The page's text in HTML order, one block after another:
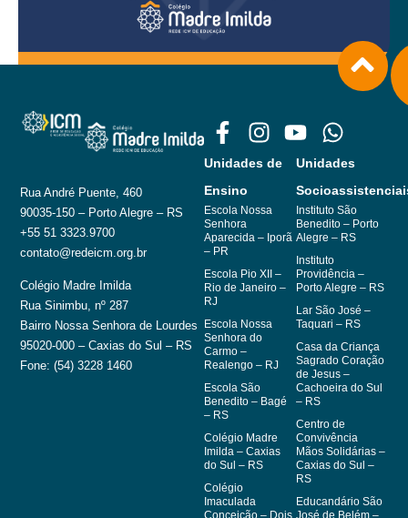
Rua André Puente, 460
90035-150 – Porto Alegre – RS
+55 51 3323.9700
contato@redeicm.org.br
Colégio Madre Imilda
Rua Sinimbu, nº 287
Bairro Nossa Senhora de Lourdes
95020-000 – Caxias do Sul – RS
Fone: (54) 3228 1460
Unidades de
Ensino
Escola Nossa
Senhora
Aparecida – Iporã
– PR
Escola Pio XII –
Rio de Janeiro –
RJ
Escola Nossa
Senhora do
Carmo –
Realengo – RJ
Escola São
Benedito – Bagé
– RS
Colégio Madre
Imilda – Caxias
do Sul – RS
Colégio
Imaculada
Unidades
Instituto São
Benedito – Porto
Alegre – RS
Instituto
Providência –
Porto Alegre – RS
Lar São José –
Taquari – RS
Casa da Criança
Sagrado Coração
de Jesus –
Cachoeira do Sul
– RS
Centro de
Convivência
Mãos Solidárias –
Caxias do Sul –
RS
Educandário São